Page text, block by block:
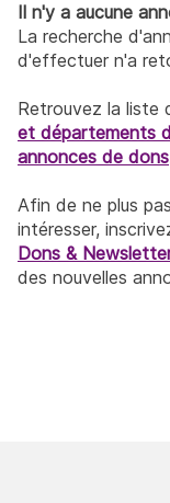
Il n'y a aucune
La recherche
d'effectuer n'a
Retrouvez la liste
et départements
annonces de dons
Afin de ne plus
intéresser,
Dons &
des nouvelles